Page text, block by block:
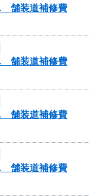
舗装道補修費
舗装道補修費
舗装道補修費
舗装道補修費